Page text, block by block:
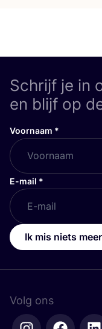
Schrijf je in
en blijf op
Voornaam *
E-mail *
Ik mis niets
Volg ons